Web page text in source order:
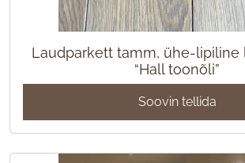
Laudparkett tamm, ühe-lipiline
“Hall toonõli”
Soovin tellida